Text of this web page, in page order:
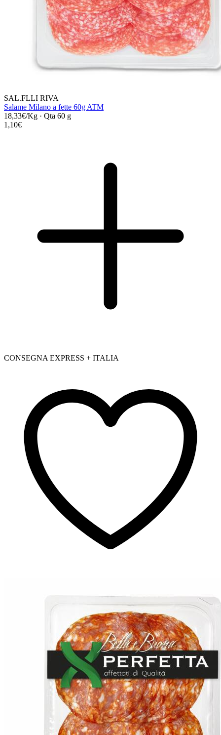
SAL.FLLI RIVA
Salame Milano a fette 60g ATM
18,33€/Kg · Qta 60 g
1,10€
CONSEGNA EXPRESS + ITALIA